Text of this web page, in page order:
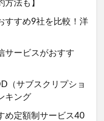
法も】
すすめ9社を比較！洋
サービスがおすす
（サブスクリプショ
キング
め定額制サービス40